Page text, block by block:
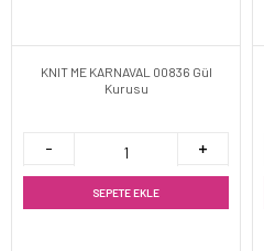
KNIT ME KARNAVAL 00836 Gül
Kurusu
SEPETE EKLE